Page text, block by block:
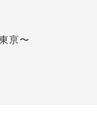
亰〜